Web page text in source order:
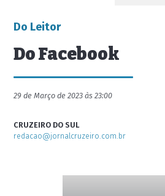
Do Leitor
Do Facebook
29 de Março de 2023 às 23:00
CRUZEIRO DO SUL
redacao@jornalcruzeiro.com.br